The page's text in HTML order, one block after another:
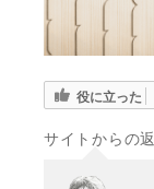
役に立った
サイトからの